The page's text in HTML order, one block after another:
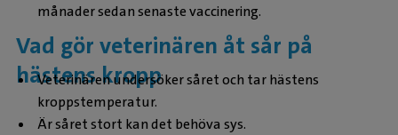
månader sedan senaste vaccinering.
Vad gör veterinären åt sår på
hästens kropp
Veterinären undersöker såret och tar hästens
kroppstemperatur.
Är såret stort kan det behöva sys.